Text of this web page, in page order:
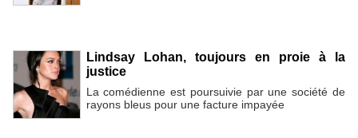
Lindsay Lohan, toujours en proie à la
justice
La comédienne est poursuivie par une société de
rayons bleus pour une facture impayée